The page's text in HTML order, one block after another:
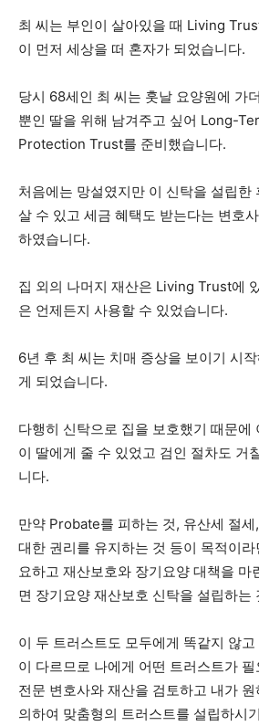
최 씨는 부인이 살아있을 때 Living
이 먼저 세상을 떠 혼자가 되었습니다.
당시 68세인 최 씨는 훗날 요양원에 가
뿐인 딸을 위해 남겨주고 싶어 Long-
Protection Trust를 준비했습니다.
처음에는 망설였지만 이 신탁을 설립한
살 수 있고 세금 혜택도 받는다는 변호
하였습니다.
집 외의 나머지 재산은 Living Trust에
은 언제든지 사용할 수 있었습니다.
6년 후 최 씨는 치매 증상을 보이기 시
게 되었습니다.
다행히 신탁으로 집을 보호했기 때문에
이 딸에게 줄 수 있었고 검인 절차도 거
니다.
만약 Probate를 피하는 것, 유산세 절세
대한 권리를 유지하는 것 등이 목적이
요하고 재산보호와 장기요양 대책을 마
면 장기요양 재산보호 신탁을 설립하는
이 두 트러스트도 모두에게 똑같지 않
이 다르므로 나에게 어떤 트러스트가
전문 변호사와 재산을 검토하고 내가
의하여 맞춤형의 트러스트를 설립하시